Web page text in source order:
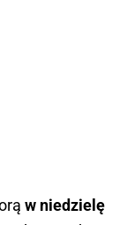
w niedzielę